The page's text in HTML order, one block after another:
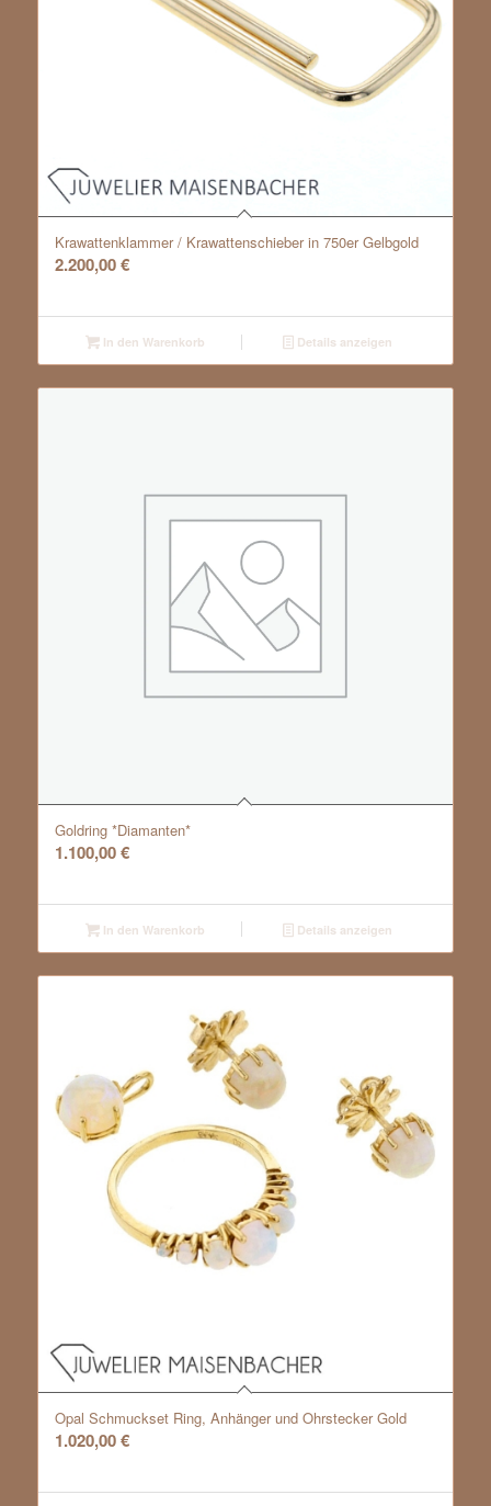
Krawattenklammer / Krawattenschieber in 750er Gelbgold
2.200,00€
In den Warenkorb Details anzeigen
Goldring *Diamanten*
1.100,00€
In den Warenkorb Details anzeigen
Opal Schmuckset Ring, Anhänger und Ohrstecker Gold
1.020,00€